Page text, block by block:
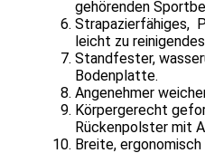
gehörenden
Strapazierfähiges,
leicht zu
Standfester,
Bodenplatte.
Angenehmer
Körpergerecht
Rückenpolster mit
Breite,